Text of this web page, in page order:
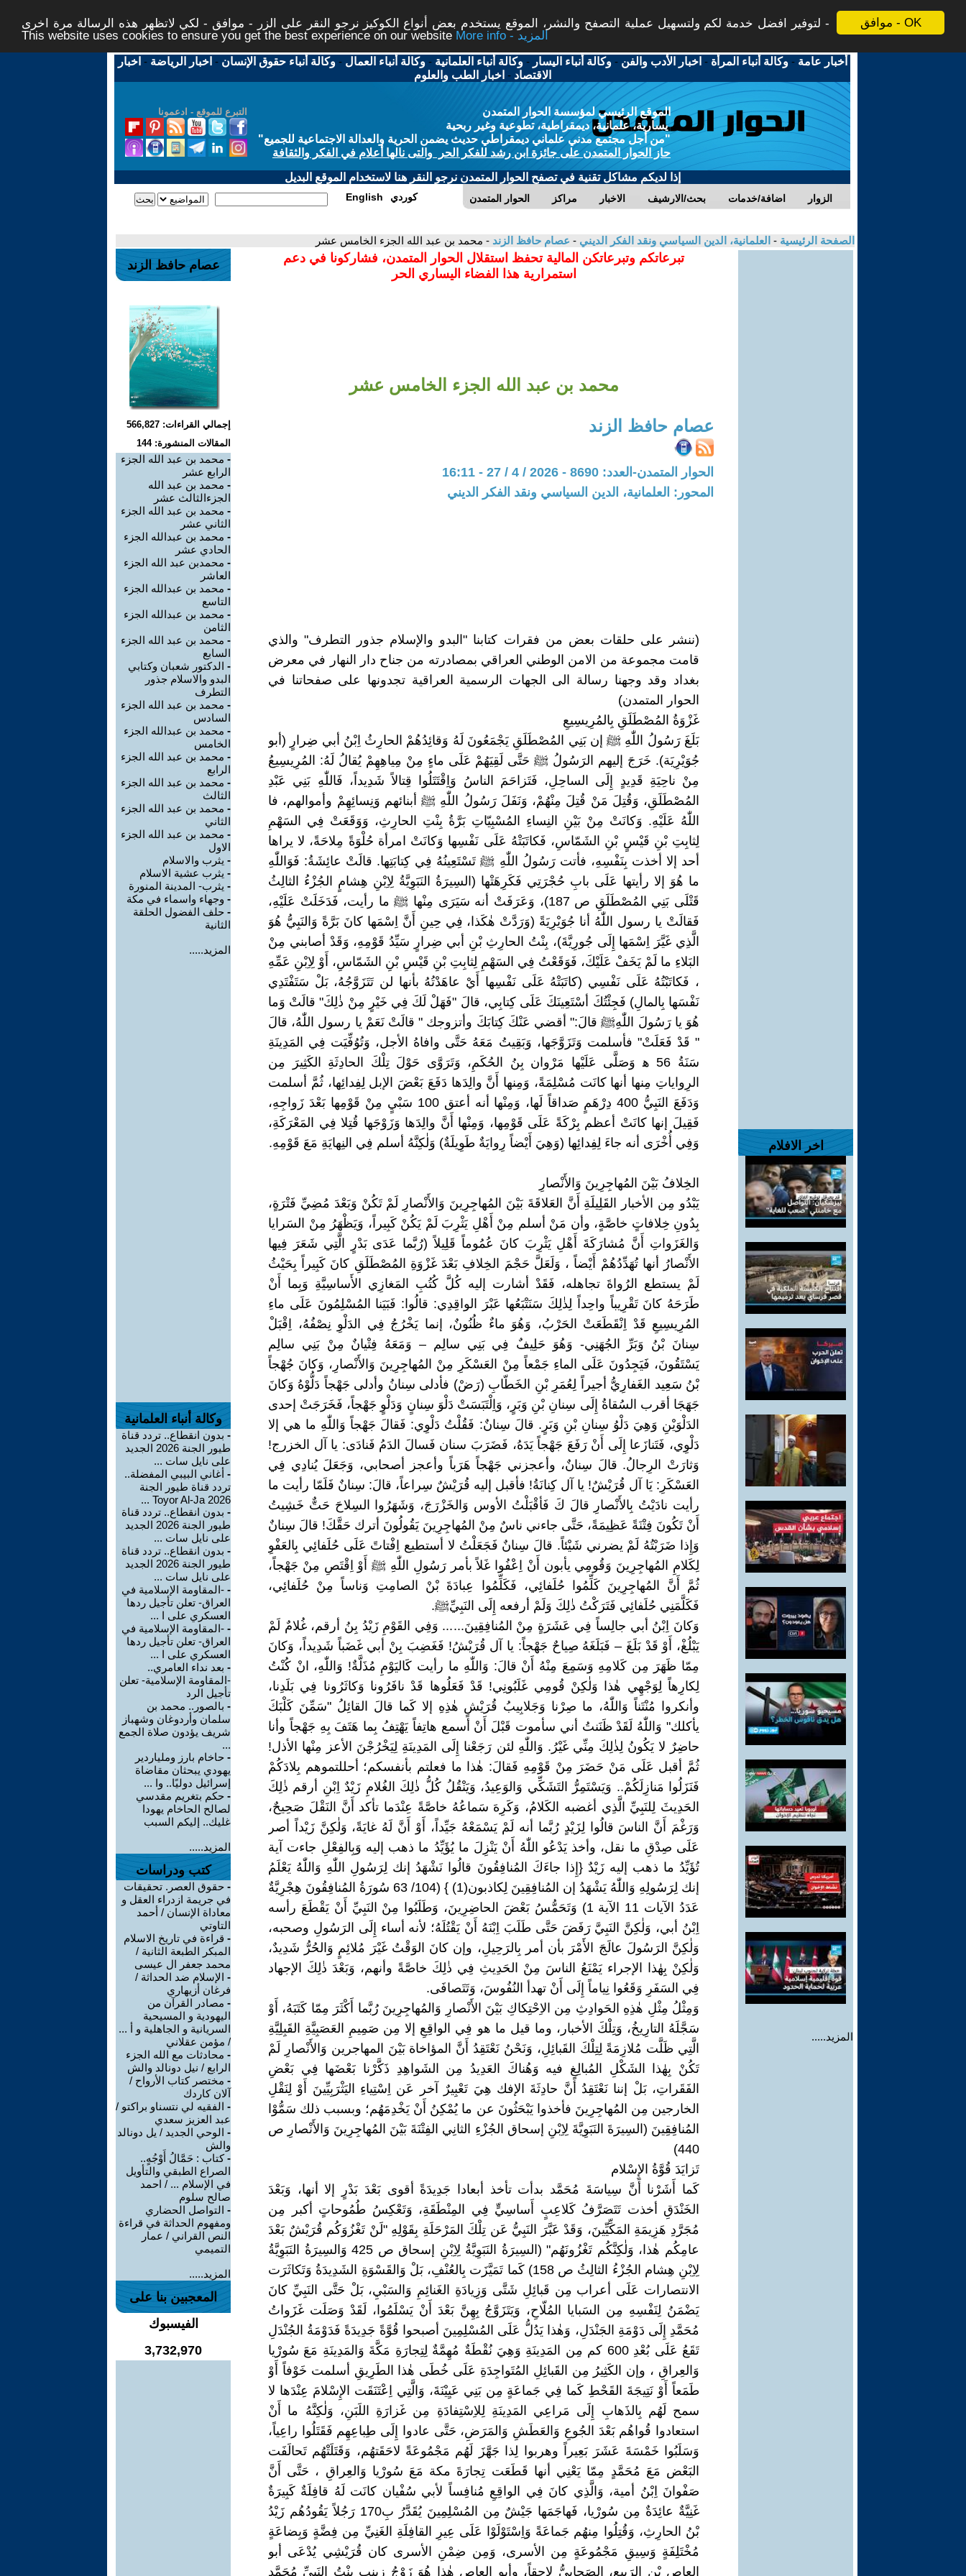
موافق - OK
لتوفير افضل خدمة لكم ولتسهيل عملية التصفح والنشر، الموقع يستخدم بعض أنواع الكوكيز نرجو النقر على الزر - موافق - لكي لاتظهر هذه الرسالة مرة اخرى -
This website uses cookies to ensure you get the best experience on our website
More info - المزيد
أخبار عامة -وكالة أنباء المرأة - اخبار الأدب والفن -وكالة أنباء اليسار -وكالة أنباء العلمانية -وكالة أنباء العمال -وكالة أنباء حقوق الإنسان - اخبار الرياضة - اخبار
الاقتصاد - اخبار الطب والعلوم
التبرع للموقع - ادعمونا
الموقع الرئيسي لمؤسسة الحوار المتمدن
يسارية، علمانية، ديمقراطية، تطوعية وغير ربحية
"من أجل مجتمع مدني علماني ديمقراطي حديث يضمن الحرية والعدالة الاجتماعية للجميع"
حاز الحوار المتمدن على جائزة ابن رشد للفكر الحر والتى نالها أعلام في الفكر والثقافة
إذا لديكم مشاكل تقنية في تصفح الحوار المتمدن نرجو النقر هنا لاستخدام الموقع البديل
الحوار المتمدن مراكز الاخبار بحث/الارشيف اضافة/خدمات الزوار English كوردي
الصفحة الرئيسية - العلمانية، الدين السياسي ونقد الفكر الديني - عصام حافظ الزند - محمد بن عبد الله الجزء الخامس عشر
اخر الافلام
المزيد.....
تبرعاتكم وتبرعاتكن المالية تحفظ استقلال الحوار المتمدن، فشاركونا في دعم
استمرارية هذا الفضاء اليساري الحر
محمد بن عبد الله الجزء الخامس عشر
عصام حافظ الزند
الحوار المتمدن-العدد: 8690 - 2026 / 4 / 27 - 16:11
المحور: العلمانية، الدين السياسي ونقد الفكر الديني
(ننشر على حلقات بعض من فقرات كتابنا "البدو والإسلام جذور التطرف" والذي
قامت مجموعة من الامن الوطني العراقي بمصادرته من جناح دار النهار في معرض
بغداد وقد وجهنا رسالة الى الجهات الرسمية العراقية تجدونها على صفحاتنا في
الحوار المتمدن)
غَزْوَةُ المُصْطَلَقِ بِالمُرِيسِيعِ
بَلَغَ رَسُولُ اللّٰهِ ﷺ إن بَنِي المُصْطَلَقِ يَجْمَعُونَ لَهُ وَقائِدُهُمْ الحارِثُ اِبْنُ أبي ضِرارٍ (أبو
جُوَيْرِيَة). خَرَجَ إليهم الرَسُولُ ﷺ حَتَّى لَقِيَهُمْ عَلَى ماءٍ مِنْ مِياهِهِمْ يُقالُ لَهُ: المُرِيسِيعُ
مِنْ ناحِيَةِ قَدِيدٍ إِلَى الساحِلِ، فَتَزاحَمَ الناسُ وَاِقْتَتَلُوا قِتالاً شَدِيداً، فَاللّٰهِ بَنِي عَبْدِ
المُصْطَلَقِ، وَقُتِلَ مَنْ قُتِلَ مِنْهُمْ، وَنَفَلَ رَسُولُ اللّٰهِ ﷺ أبنائهم وَنِسائِهِمْ وأموالهم، فا
اللّٰهُ عَلَيْهِ. وَكانَتْ مِنْ بَيْنِ النِساءِ المُسْبِيّاتِ بَرَّةُ بِنْتِ الحارِثِ، وَوَقَعَتْ فِي السَهْمِ
لِثابِتِ بْنِ قَيْسٍ بْنِ الشَمّاسِ، فَكاتَبَتْهُ عَلَى نَفْسِها وَكانَتْ امرأة حُلْوَةً مِلاحَةً، لا يراها
أحد إلا أخذت بِنَفْسِهِ، فأتت رَسُولُ اللّٰهِ ﷺ تَسْتَعِينُهُ فِي كِتابَتِها. قالَتْ عائِشَةُ: فَوَاللّٰهِ
ما هُوَ إلا رأيتها عَلَى بابِ حُجْرَتِي فَكَرِهَتْها (السِيرَةُ النَبَوِيَّةُ لِاِبْنِ هِشامٍ الجُزْءُ الثالِثُ
قَتْلَى بَنِي المُصْطَلَقِ ص 187)، وَعَرَفَتْ أنه سَيَرَى مِنْها ﷺ ما رأيت، فَدَخَلَتْ عَلَيْهِ،
فَقالَتْ يا رسول اللّٰهُ أنا جُوَيْرِيَةً (وَرَدَّتْ هٰكَذا، فِي حِينِ أَنَّ اِسْمَها كانَ بَرَّةً وَالنَبِيُّ هُوَ
الَّذِي غَيَّرَ اِسْمَها إِلَى جُورِيَّةَ)، بِنْتُ الحارِثِ بْنِ أبي ضِرارٍ سَيِّدُ قَوْمِهِ، وَقَدْ أصابني مِنْ
البَلاءِ ما لَمْ يَخَفْ عَلَيْكَ، فَوَقَعْتُ فِي السَهْمِ لِثابِتِ بْنِ قَيْسِ بْنِ الشَمّاسِ، أَوْ لِاِبْنِ عَمِّهِ
، فَكاتَبْتُهُ عَلَى نَفْسِي (كاتَبَتْهُ عَلَى نَفْسِها أَيْ عاهَدْتُهُ بأنها لن تَتَزَوَّجُهُ، بَلْ سَتَفْتَدِي
نَفْسَها بِالمالِ) فَجِئْتُكَ أسْتَعِينَكَ عَلَى كِتابِي، قالَ "فَهَلْ لَكَ فِي خَيْرٍ مِنْ ذٰلِكَ" قالَتْ وَما
هُوَ يا رَسُولَ اللّٰهِﷺ قالَ:" أقضي عَنْكَ كِتابَكَ وأتزوجك " قالَتْ نَعَمْ يا رسول اللّٰهُ، قالَ
" قَدْ فَعَلَتْ" فأسلمت وَتَزَوَّجَها، وَبَقِيتُ مَعَهُ حَتَّى وافاهُ الأجل، وَتُوُفِّيَت فِي المَدِينَةِ
سَنَةُ 56 ﮬ وَصَلَّى عَلَيْها مَرْوان بِنُ الحُكَمِ، وَتَرَوَّى حَوْلَ تِلْكَ الحادِثَةِ الكَثِيرَ مِن
الرِواياتِ مِنها أنها كانَت مُسْلِمَةً، وَمِنها أَنَّ والِدَها دَفَعَ بَعْضَ الإبل لِفِدائِها، ثُمَّ أسلمت
وَدَفَعَ النَبِيُّ 400 دِرْهَمٍ صَداقاً لَها، وَمِنْها أنه أعتق 100 سَبْيٍ مِنْ قَوْمِها بَعْدَ زَواجِهِ،
فَقِيلَ إنها كانَتْ أعظم بِرْكَةً عَلَى قَوْمِها، وَمِنْها أَنَّ والِدَها وَزَوْجَها قُتِلا فِي المَعْرَكَةِ،
وَفِي أُخْرَى أنه جاءَ لِفِدائِها (وَهِيَ أَيْضاً رِوايَةٌ طَوِيلَةٌ) وَلٰكِنَّهُ أسلم فِي النِهايَةِ مَعَ قَوْمِهِ.
الخِلافُ بَيْنَ المُهاجِرِينَ وَالأَنْصارِ
يَبْدُو مِن الأخبار القَلِيلَةِ أَنَّ العَلاقَةَ بَيْنَ المُهاجِرِينَ وَالأَنْصارِ لَمْ تَكُنْ وَبَعْدَ مُضِيِّ فَتْرَةٍ،
بِدُونِ خِلافاتٍ خاصَّةٍ، وأن مَنْ أسلم مِنْ أَهْلِ يَثْرِبَ لَمْ يَكُنْ كَبِيراً، وَيَظْهَرُ مِنْ السَرايا
وَالغَزَواتِ أَنَّ مُشارَكَةَ أَهْلِ يَثْرِبَ كانَ عُمُوماً قَلِيلاً (رُبَّما عَدَى بَدْرٍ الَّتِي شَعَرَ فِيها
الأَنْصارُ أنها تُهَدِّدُهُمْ أَيْضاً ، وَلَعَلَّ حَجْمَ الخِلافِ بَعْدَ غَزْوَةِ المُصْطَلَقِ كانَ كَبِيراً بِحَيْثُ
لَمْ يستطع الرُواةَ تجاهله، فَقَدْ أشارت إليه كُلَّ كُتُبِ المَغازِي الأَساسِيَّةِ وَبِما أَنْ
طَرَحَهُ كانَ تَقْرِيباً واحِداً لِذٰلِكَ سَنَتْبَعُها عَبْرَ الواقِدِي: قالُوا: فَبَيَنا المُسْلِمُونَ عَلَى ماءِ
المُرِيسِيعِ قَدْ اِنْقَطَعَتْ الحَرْبُ، وَهُوَ ماءٌ ظُنُونٌ، إنما يَخْرُجُ فِي الدَلْوِ نِصْفُهُ، اِقْبَلْ
سِنانَ بْنُ وَبَرِّ الجُهَنِي- وَهُوَ حَلِيفٌ فِي بَنِي سالِم – وَمَعَهُ فِتْيانٌ مِنْ بَنِي سالِم
يَسْتَقُونَ، فَيَجِدُونَ عَلَى الماءِ جَمْعاً مِنْ العَسْكَرِ مِنْ المُهاجِرِينَ وَالأَنْصارِ، وَكانَ جُهْجاً
بْنُ سَعِيد الغَفارِيُّ أجيراً لِعُمَرِ بْنِ الخَطّابِ (رَضْ) فأدلى سِنانُ وأدلى جَهْجاً دَلُّوْهُ وَكانَ
جَهَجَا أقرب السُقاةُ إِلَى سِنانِ بْنِ وَبَرٍ، وَاِلْتَبَسَتْ دَلْوَ سِنانٍ وَدَلْوٍ جَهْجاً، فَخَرَجَتْ إحدى
الدَلْوَيْنِ وَهِيَ دَلْوُ سِنانِ بْنِ وَبَرٍ. قالَ سِنانٌ: فَقُلْتُ دَلْوِي: فَقالَ جَهْجاً وَاللّٰهِ ما هي إلا
دَلْوِي، فَتَنازَعا إِلَى أَنْ رَفَعَ جَهْجاً يَدَهُ، فَضَرَبَ سنان فَسالَ الدَمُ فَنادَى: يا آل الخزرج!
وَثارَتْ الرِجالُ. قالَ سِنانٌ، وأعجزني جَهْجاً هَرَباً وأعجز أصحابي، وَجَعَلَ يُنادِي فِي
العَسْكَرِ: يَا آل قُرَيْشٌ! يا آل كِنانَةُ! فأقبل إليه قُرَيْشٌ سِراعاً، قالَ: سِنانٌ فَلَمّا رأيت ما
رأيت نادَيْتُ بِالأَنْصارِ قالَ كَ فَأقْبَلْتُ الأوس وَالخَزْرَجَ، وَشَهَرُوا السِلاحَ حَتٌّ خَشِيتُ
أَنْ تَكُونَ فِتْنَةً عَظِيمَةً، حَتَّى جاءني ناسٌ مِنْ المُهاجِرِينَ يَقُولُونَ أترك حَقَّكَ! قالَ سِنانٌ
وَإِذا ضَرَبْتُهُ لَمْ يضرني شَيْئاً. قالَ سِنانٌ فَجَعَلْتُ لا أستطيع اِفْتاتً عَلَى حُلَفائِي بِالعَفْوِ
لِكَلامِ المُهاجِرِينَ وَقُومِي يأبون أَنْ اِعْفُوا غَلاً بأمر رَسُولِ اللّٰهِ ﷺ أَوْ اِقْتَصِ مِنْ جَهْجاً،
ثُمَّ أَنَّ المُهاجِرِينَ كَلِّمُوا حُلَفائِي، فَكَلِّمُوا عِبادَةَ بْنْ الصامِتِ وَناساً مِنْ حُلَفائِي،
فَكَلَّمَنِي حُلَفائِي فَتَرَكْتُ ذٰلِكَ وَلَمْ أرفعه إِلَى النَبِيِّﷺ.
وَكانَ اِبْنُ أبي جالِساً فِي عَشَرَةٍ مِنْ المُنافِقِينَ...... وَفِي القَوْمِ زَيْدُ بِنُ أرقم، غُلامٌ لَمْ
يَبْلُغْ، أَوْ قَدْ بَلَغَ – فَبَلَغَهُ صِياحٌ جَهْجاً: يا آل قُرَيْشُ! فَغَضِبَ بِنْ أبي غَضَباً شَدِيداً، وَكانَ
مِمّا ظَهَرَ مِن كَلامِهِ وَسَمِعَ مِنْهُ أَنْ قالَ: وَاللّٰهِ ما رأيت كَاليَوْمِ مُذَلَّةٌ! وَاللّٰهِ، انْ كُنْتُ
لِكارِهاً لِوَجْهِي هٰذا وَلٰكِنْ قُومِي غَلَبُونِي! قَدْ فَعَلُوها قَدْ نافَرُونا وَكاثَرُونا فِي بَلَدِنا،
وأنكروا مُنْتَناً وَاللّٰهُ، ما صِرْنا وَجَلابِيبُ قُرَيْشٍ هٰذِهِ إلا كَما قالَ القائِلُ "سَمِّنَ كَلْبَكَ
يأكلك" وَاللّٰهُ لَقَدْ ظَنَنتُ أني سأموت قَبْلَ أَنْ أسمع هاتِفاً يَهْتِفُ بِما هَتَفَ بِهِ جَهْجاً وأنا
حاضِرٌ لا يَكُونُ لِذٰلِكَ مِنِّي غَيْرُ. وَاللّٰهِ لئن رَجَعْنا إِلَى المَدِينَةِ لِيَخْرُجْنَ الأعز مِنْها الأذل!
ثُمَّ أقبل عَلَى مَنْ حَضَرَ مِنْ قَوْمِهِ فَقالَ: هٰذا ما فعلتم بأنفسكم؛ أحللتموهم بِلادَكُمْ
فَنَزَلُوا مَنازِلَكُمْ.. وَيَسْتَمِرُّ التَشَكِّي وَالوَعِيدُ، وَيَنْقُلُ كُلُّ ذٰلِكَ الغُلامِ زَيْدٌ اِبْنِ أرقم ذٰلِكَ
الحَدِيثَ لِلنَبِيِّ الَّذِي أغضبه الكَلامُ، وَكَرِهَ سَماعُهُ خاصَّةً عِنْدَما تأكد أَنَّ النَقْلَ صَحِيحٌ،
وَرَغْمَ أَنَّ الناسَ قالُوا لِزَيْدٍ رُبَّما أنه لَمْ يَسْمَعْهُ جَيِّداً، أَوْ أَنَّ لَهُ غايَةً، وَلٰكِنَّ زَيْداً أصر
عَلَى صِدْقِ ما نقل، وأخذ يَدْعُو اللّٰهُ أَنْ يَنْزِلَ ما يُؤَيِّدُ ما ذهب إليه وَبِالفِعْلِ جاءت آية
تُؤَيِّدُ ما ذهب إليه زَيْدٌ {إِذا جاءَكَ المُنافِقُونَ قالُوا نَشْهَدُ إنك لِرَسُولِ اللّٰهِ وَاللّٰهُ يَعْلَمُ
إنك لِرَسُولِهِ وَاللّٰهُ يَشْهَدُ إن المُنافِقِينَ لِكاذبون(1) } (104/ 63 سُورَةُ المُنافِقُونَ هِجْرِيَّةٌ
عَدَدُ الآيات 11 الآية 1) وَتَحَمُّسُ بَعْضَ الحاضِرِينَ، وَطَلَبُوا مِنْ النَبِيِّ أَنْ يَقْطَعَ رأسه
اِبْنُ أبي، وَلٰكِنَّ النَبِيَّ رَفَضَ حَتَّى طَلَبَ اِبْنَهُ أَنْ يَقْتُلَهُ؛ لأنه أساء إِلَى الرَسُولِ وصحبه،
وَلٰكِنَّ الرَسُولَ عالَجَ الأَمْرَ بأن أمر بِالرَحِيلِ، وإن كانَ الوَقْتُ غَيْرَ مُلائِمٍ وَالحُرُّ شَدِيدٌ،
وَلٰكِنْ بِهٰذا الإجراء يَمْنَعُ الناسَ مِنْ الحَدِيثِ فِي ذٰلِكَ خاصَّةً وأنهم، وَبَعْدَ ذٰلِكَ الإجهاد
فِي السَفَرِ وَقَعُوا نِياماً إِلَى أَنْ تهدأ النُفُوسَ، وَتَتَصافَى.
وَمِثْلُ مِثْلِ هٰذِهِ الحَوادِثِ مِن الاِحْتِكاكِ بَيْنَ الأَنْصارِ وَالمُهاجِرِينَ رُبَّما أَكْثَرَ مِمّا كَتَبَهُ، أَوْ
سَجَّلَهُ التارِيخُ، وَتِلْكَ الأخبار، وما قيل ما هو فِي الواقِعِ إلا مِن صَمِيمِ العَصَبِيَّةِ القَبِلِيَّةِ
الَّتِي ظَلَّت مُلازِمَةً لِتِلْكَ القَبائِلِ، وَنَحْنُ نَعْتَقِدُ أَنَّ المؤاخاة بَيْنَ المهاجرين وَالأَنْصارِ لَمْ
تَكُنْ بِهٰذا الشَكْلِ المُبالِغِ فيه وَهُناكَ العَدِيدُ مِن الشَواهِدِ ذَكَّرْنا بَعْضَها فِي بَعْضِ
الفَقَراتِ، بَلْ إننا نَعْتَقِدُ أَنَّ حادِثَةَ الإفك هِيَ تَعْبِيرٌ آخر عَن اِسْتِياءِ اليَثْرَبِيِّينَ أَوْ لِنَقْلِ
الخارجين مِن المُهاجِرِينَ فأخذوا يَبْحَثُونَ عن ما يُمْكِنُ أَنْ يَخْدِمَهُم؛ وبسبب ذلك سَمُّوْا
المُنافِقِينَ (السِيرَةَ النَبَوِيَّةَ لِاِبْنِ إسحاق الجُزْءِ الثانِي الفِتْنَةَ بَيْنَ المُهاجِرِينَ وَالأَنْصارِ ص
440)
تَزايَدَ قُوَّةُ الإِسْلام
كَما أَشَرْنا أَنَّ سِياسَةَ مُحَمَّد بدأت تأخذ أبعادا جَدِيدَةً أقوى بَعْدَ بَدْرٍ إلا أنها، وَبَعْدَ
الخَنْدَقِ أخذت تَتَصَرَّفُ كَلاعِبٍ أَساسِيٍّ فِي المِنْطَقَةِ، وَتَعْكِسُ طُمُوحاتٍ أكبر مِن
مُجَرَّدِ هَزِيمَةِ المَكِّيِّينَ، وَقَدْ عَبَّرَ النَبِيُّ عَن تِلْكَ المَرْحَلَةِ بِقَوْلِهِ "لَنْ تَغْزُوَكُم قُرَيْشٌ بَعْدَ
عامِكُم هٰذا، وَلٰكِنَّكُم تَغْزُونَهُم" (السِيرَةُ النَبَوِيَّةُ لِاِبْنِ إسحاق ص 425 وَالسِيرَةُ النَبَوِيَّةُ
لِاِبْنِ هِشام الجُزْءُ الثالِثُ ص 158) كَما تَمَيَّزَت بِالعُنْفِ، بَلْ وَالقَسْوَةِ الشَدِيدَةُ وَتَكاثَرَت
الانتصارات عَلَى أعراب مِن قَبائِلِ شَتَّى وَزِيادَةِ الغَنائِمِ وَالسَبْيِ، بَلْ حَتَّى النَبِيِّ كانَ
يَضْمَنُ لِنَفْسِهِ مِن السَبايا المُلّاحِ، وَيَتَزَوَّجُ بِهِنَّ بَعْدَ أَنْ يَسْلَمُوا، لَقَدْ وَصَلَت غَزَواتُ
مُحَمَّدِ إِلَى دَوْمَةِ الجَنْدَلِ، وَهٰذا يَدُلُّ عَلَى المُسْلِمِينَ أصبحوا قُوَّةً جَدِيدَةً فَدَوْمَةُ الجُنْدَلِ
تَقَعُ عَلَى بُعْدِ 600 كم مِن المَدِينَةِ وَهِيَ نُقْطَةٌ مُهِمَّةٌ لِتِجارَةِ مَكَّةَ وَالمَدِينَةِ مَعَ سُورْيا
وَالعِراقِ ، وإن الكَثِيرُ مِن القَبائِلِ المُتَواجِدَةِ عَلَى خُطَى هٰذا الطَرِيقِ أسلمت خَوْفاً أَوْ
طَمَعاً أَوْ نَتِيجَةَ القَحْطِ كَما فِي جَماعَةٍ مِن بَنِي عَيِيْنَةَ، وَالَّتِي اِعْتَنَقَت الإِسْلامَ عِنْدَها لا
سمح لَهُم بِالذَهابِ إِلَى مَراعِي المَدِينَةِ لِلاِسْتِفادَةِ مِن غَزارَةِ اللَبَنِ، وَلٰكِنَّهُ ما أَنْ
استعادوا قُواهُم بَعْدَ الجُوعِ وَالعَطَشِ وَالمَرَضِ، حَتَّى عادوا إِلَى طِباعِهِم فَقَتَلُوا راعِياً،
وَسَلَبُوا خَمْسَةَ عَشَرَ بَعِيراً وهربوا لِذا جَهَّزَ لَهُم مَجْمُوعَةً لاحَقَتهُم، وَقَتَلَتْهُم تَحالَفَت
البَعْض مَعَ مُحَمَّدٍ مِمّا يَعْنِي أنها قَطَعَت تِجارَةَ مكة مَعَ سُورْيا وَالعِراقِ ، حَتَّى أَنَّ
صَفْوانَ اِبْنُ أمية، وَالَّذِي كانَ فِي الواقِعِ مُنافِساً لأبي سُفْيان كانَت لَهُ قافِلَةٌ كَبِيرَةٌ
غَنِيَّةٌ عائِدَةٌ مِن سُورْيا، فَهاجَمَها جَيْشٌ مِن المُسْلِمِينَ يُقَدَّرُ بِ170 رَجُلاً يَقُودُهُم زَيْدُ
بْنُ الحارِثِ، وَقُتِلُوا مِنهُم جَماعَةً وَاِسْتَوْلَوْا عَلَى عِيرِ القافِلَةِ الغَنِيِّ مِن فِضَّةٍ وَبِضاعَةٍ
مُخْتَلِفَةٍ وَسِيقِ مَجْمُوعَةٍ مِن الأسرى، وَمِن ضِمْنِ الأسرى كان قُرَيْشِي يُدْعَى أبو
العاصِ بْنِ الرَبِيعِ، الصَحابِيُّ لاحِقاً، وأبو العاصِ هٰذا هُوَ زَوْجُ زينب بِنْتُ النَبِيِّ مُحَمَّدٍ
عصام حافظ الزند
إجمالي القراءات: 566,827
المقالات المنشورة: 144
- محمد بن عبد الله الجزء
الرابع عشر
- محمد بن عبد الله
الجزءالثالث عشر
- محمد بن عبد الله الجزء
الثاني عشر
- محمد بن عبدالله الجزء
الحادي عشر
- محمدبن عبد الله الجزء
العاشر
- محمد بن عبدالله الجزء
التاسع
- محمد بن عبدالله الجزء
الثامن
- محمد بن عبد الله الجزء
السابع
- الدكتور شعبان وكتابي
البدو والاسلام جذور
التطرف
- محمد بن عبد الله الجزء
السادس
- محمد بن عبدالله الجزء
الخامس
- محمد بن عبد الله الجزء
الرابع
- محمد بن عبد الله الجزء
الثالث
- محمد بن عبد الله الجزء
الثاني
- محمد بن عبد الله الجزء
الاول
- يثرب والاسلام
- يثرب عشية الاسلام
- يثرب- المدينة المنورة
- وجهاء واسماء في مكة
- حلف الفضول الحلقة
الثانية
المزيد.....
وكالة أنباء العلمانية
- بدون انقطاع.. تردد قناة
طيور الجنة 2026 الجديد
على نايل سات ...
- أغاني البيبي المفضلة..
تردد قناة طيور الجنة
2026 Toyor Al-Ja ...
- بدون انقطاع.. تردد قناة
طيور الجنة 2026 الجديد
على نايل سات ...
- بدون انقطاع.. تردد قناة
طيور الجنة 2026 الجديد
على نايل سات ...
- -المقاومة الإسلامية في
العراق- تعلن تأجيل ردها
العسكري على ا ...
- -المقاومة الإسلامية في
العراق- تعلن تأجيل ردها
العسكري على ا ...
- بعد نداء العامري..
-المقاومة الإسلامية- تعلن
تأجيل الرد
- بالصور.. محمد بن
سلمان وأردوغان وشهباز
شريف يؤدون صلاة الجمع
...
- حاخام بارز وملياردير
يهودي يبحثان مقاضاة
إسرائيل دوليًا.. وا ...
- حكم بتغريم مقدسي
لصالح الحاخام يهودا
غليك.. إليكم السبب
المزيد.....
كتب ودراسات
- حقوق العصر. تحقيقات
في جريمة ازدراء العقل و
معاداة الإنسان / أحمد
التاوتي
- قراءة في تاريخ الاسلام
المبكر الطبعة الثانية /
محمد جعفر ال عيسى
- الإسلام ضد الحداثة /
فرغان أزيهاري
- مصادر القرآن من
اليهودية و المسيحية
السريانية و الجاهلية و أ ...
/ مؤمن عقلاني
- محادثات مع الله الجزء
الرابع / نيل دونالد والش
- مختصر كتاب الأرواح /
آلان كاردك
- الفقيه لي نتسناو براكتو /
عبد العزيز سعدي
- الوحي الجديد / يل دونالد
والش
-كتاب : حَمَّالُ أَوْجُهٍ..
الصراع الطبقي والتأويل
في الإسلام ... / احمد
صالح سلوم
- التواصل الحضاري
ومفهوم الحداثة في قراءة
النص القراني / عمار
التميمي
المزيد.....
المعجبين بنا على
الفيسبوك
3,732,970